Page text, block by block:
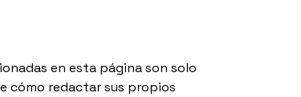
en esta página son solo
cómo redactar sus propios